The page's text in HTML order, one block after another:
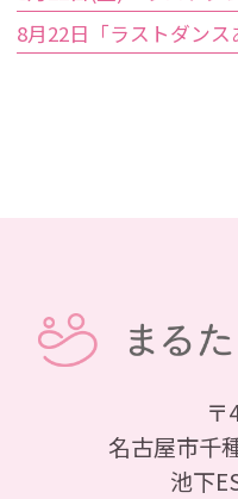
名古屋市千
池下